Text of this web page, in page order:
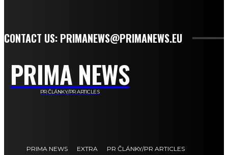
CONTACT US: PRIMANEWS@PRIMANEWS.EU
PRIMA NEWS
PR ČLÁNKY/PR ARTICLES
PRIMA NEWS EXTRA PR ČLÁNKY/PR ARTICLES